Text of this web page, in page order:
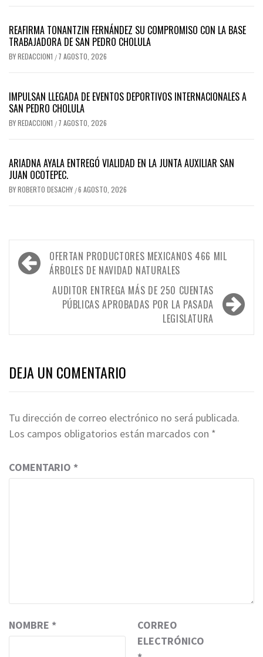
REAFIRMA TONANTZIN FERNÁNDEZ SU COMPROMISO CON LA BASE
TRABAJADORA DE SAN PEDRO CHOLULA
BYREDACCION1 / 7 AGOSTO, 2026
IMPULSAN LLEGADA DE EVENTOS DEPORTIVOS INTERNACIONALES A
SAN PEDRO CHOLULA
BYREDACCION1 / 7 AGOSTO, 2026
ARIADNA AYALA ENTREGÓ VIALIDAD EN LA JUNTA AUXILIAR SAN
JUAN OCOTEPEC.
BYROBERTO DESACHY /6 AGOSTO, 2026
Navegación
de
entradas
OFERTAN PRODUCTORES MEXICANOS 466 MIL
ÁRBOLES DE NAVIDAD NATURALES
AUDITOR ENTREGA MÁS DE 250 CUENTAS
PÚBLICAS APROBADAS POR LA PASADA
LEGISLATURA
DEJA UN COMENTARIO
Tu dirección de correo electrónico no será publicada.
Los campos obligatorios están marcados con *
COMENTARIO *
NOMBRE *
CORREO
ELECTRÓNICO